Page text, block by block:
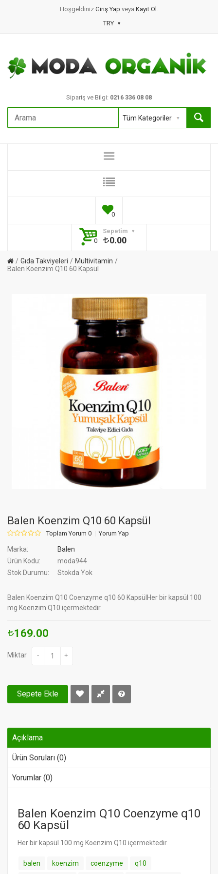
Hoşgeldiniz Giriş Yap veya Kayıt Ol .
TRY
Sipariş ve Bilgi: 0216 336 08 08
0
Sepetim
0
0.00
Gıda Takviyeleri
Multivitamin
Balen Koenzim Q10 60 Kapsül
Balen Koenzim Q10 60 Kapsül
Toplam Yorum 0 Yorum Yap
Marka:
Balen
Ürün Kodu:
moda944
Stok Durumu:
Stokda Yok
Balen Koenzim Q10 Coenzyme q10 60 KapsülHer bir kapsül 100
mg Koenzim Q10 içermektedir.
169.00
Miktar - +
Sepete Ekle
Açıklama
Ürün Soruları (0)
Yorumlar (0)
Balen Koenzim Q10 Coenzyme q10
60 Kapsül
Her bir kapsül 100 mg Koenzim Q10 içermektedir.
balen koenzim coenzyme q10